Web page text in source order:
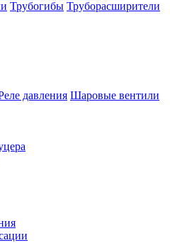
Трубогибы Труборасширители
давления Шаровые вентили